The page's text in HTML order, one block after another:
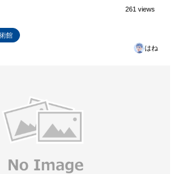
261 views
館
はね